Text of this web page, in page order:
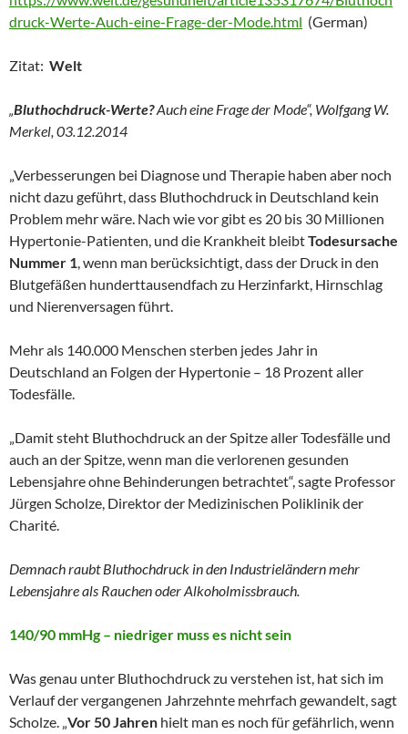
druck-Werte-Auch-eine-Frage-der-Mode.html (German)
Zitat: Welt
„Bluthochdruck-Werte?Auch eine Frage der Mode“, Wolfgang W.
Merkel, 03.12.2014
„Verbesserungen bei Diagnose und Therapie haben aber noch
nicht dazu geführt, dass Bluthochdruck in Deutschland kein
Problem mehr wäre. Nach wie vor gibt es 20 bis 30 Millionen
Hypertonie-Patienten, und die Krankheit bleibtTodesursache
Nummer 1, wenn man berücksichtigt, dass der Druck in den
Blutgefäßen hunderttausendfach zu Herzinfarkt, Hirnschlag
und Nierenversagen führt.
Mehr als 140.000 Menschen sterben jedes Jahr in
Deutschland an Folgen der Hypertonie – 18 Prozent aller
Todesfälle.
„Damit steht Bluthochdruck an der Spitze aller Todesfälle und
auch an der Spitze, wenn man die verlorenen gesunden
Lebensjahre ohne Behinderungen betrachtet“, sagte Professor
Jürgen Scholze, Direktor der Medizinischen Poliklinik der
Charité.
Demnach raubt Bluthochdruck in den Industrieländern mehr
Lebensjahre als Rauchen oder Alkoholmissbrauch.
140/90 mmHg – niedriger muss es nicht sein
Was genau unter Bluthochdruck zu verstehen ist, hat sich im
Verlauf der vergangenen Jahrzehnte mehrfach gewandelt, sagt
Scholze. „Vor 50 Jahren hielt man es noch für gefährlich, wenn